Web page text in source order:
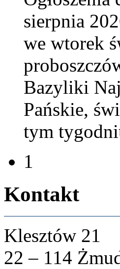
sierp­nia
we wtorek
Bazy­liki
Pańskie,
tym
1
Kon­takt
Klesztów 21
22 – 114